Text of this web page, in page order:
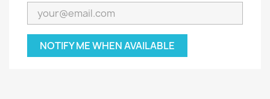
NOTIFY ME WHEN AVAILABLE